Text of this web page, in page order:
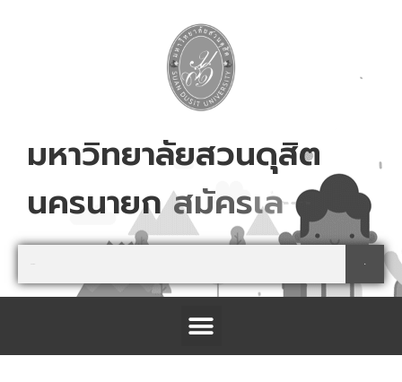
มหาวิทยาลัยสวนดุสิต
นครนายก สมครเลย!
Menu